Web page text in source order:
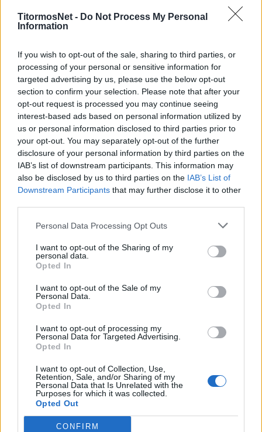
TitormosNet - Do Not Process My Personal
Information
If you wish to opt-out of the sale, sharing to third parties, or
processing of your personal or sensitive information for
targeted advertising by us, please use the below opt-out
section to confirm your selection. Please note that after your
opt-out request is processed you may continue seeing
interest-based ads based on personal information utilized by
us or personal information disclosed to third parties prior to
your opt-out. You may separately opt-out of the further
disclosure of your personal information by third parties on the
IAB’s list of downstream participants. This information may
also be disclosed by us to third parties on the IAB’s List of
Downstream Participants that may further disclose it to other
Personal Data Processing Opt Outs
I want to opt-out of the Sharing of my
personal data.
Opted In
I want to opt-out of the Sale of my
Personal Data.
Opted In
I want to opt-out of processing my
Personal Data for Targeted Advertising.
Opted In
I want to opt-out of Collection, Use,
Retention, Sale, and/or Sharing of my
Personal Data that Is Unrelated with the
Purposes for which it was collected.
Opted Out
CONFIRM
κορμός τα ατού του Παναιτωλικού, να
ξεπεράσω τα δέκα γκολ»
ΠΑΝΑΙΤΩΛΙΚΟΣ
Κωνσταντόπουλος: «Έχουμε αρκετά
καλό γκρουπ τερματοφυλάκων,
βελτιωνόμαστε συνέχεια»
Κωστούλας: «Είχαμε πει να κατέβει ο
Λυσάνδρου, από τα sites μάθαμε για
την υποψηφιότητα Παπαϊωάννου»
(video)
ανανεώσω με τον Παναιτωλικό»
ΠΑΝΑΙΤΩΛΙΚΟΣ
Ζήτησε VAR στο ματς με την Καλαμάτα ο
Παναιτωλικός
ΕΡΑΣΙΤΕΧΝΗΣ
Πόλο: Στον Παναιτωλικό ο Δημήτρης
Μιτελούδης!